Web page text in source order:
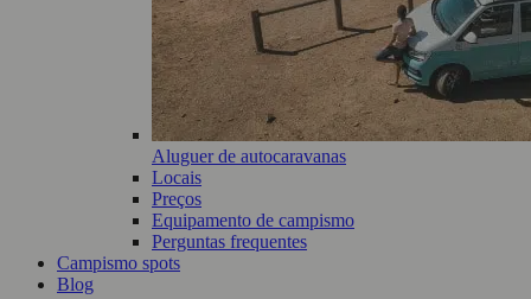
Aluguer de autocaravanas
Locais
Preços
Equipamento de campismo
Perguntas frequentes
Campismo spots
Blog